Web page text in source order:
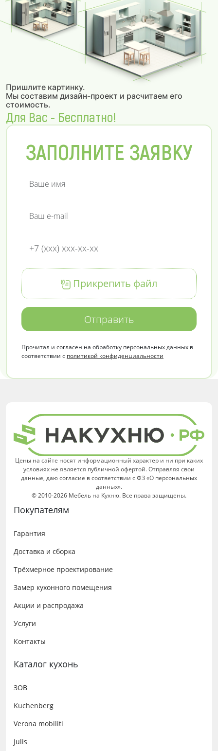
Пришлите картинку.
Мы составим дизайн-проект и расчитаем его
стоимость.
Для Вас - Бесплатно!
ЗАПОЛНИТЕ ЗАЯВКУ
Прикрепить файл
Отправить
Прочитал и согласен на обработку персональных данных в
соответствии с политикой конфиденциальности
Цены на сайте носят информационный характер и ни при каких
условиях не является публичной офертой. Отправляя свои
данные, даю согласие в соответствии с ФЗ «О персональных
данных».
© 2010-2026 Мебель на Кухню. Все права защищены.
Покупателям
Гарантия
Доставка и сборка
Трёхмерное проектирование
Замер кухонного помещения
Акции и распродажа
Услуги
Контакты
Каталог кухонь
ЗОВ
Kuchenberg
Verona mobiliti
Julis